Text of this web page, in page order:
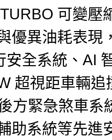
可變壓
優異油耗表現
安全系統、AI
超視距車輛追
方緊急煞車系
助系統等先進